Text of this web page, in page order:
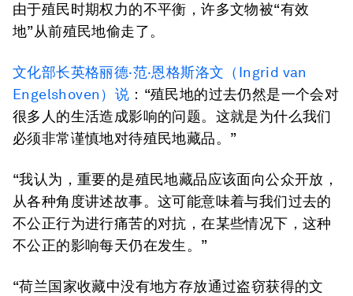
由于殖民时期权力的不平衡，许多文物被“有效
地”从前殖民地偷走了。
文化部长英格丽德·范·恩格斯洛文（Ingrid van
Engelshoven）说 ：“殖民地的过去仍然是一个会对
很多人的生活造成影响的问题。这就是为什么我们
必须非常谨慎地对待殖民地藏品。”
“我认为，重要的是殖民地藏品应该面向公众开放，
从各种角度讲述故事。这可能意味着与我们过去的
不公正行为进行痛苦的对抗，在某些情况下，这种
不公正的影响每天仍在发生。”
“荷兰国家收藏中没有地方存放通过盗窃获得的文